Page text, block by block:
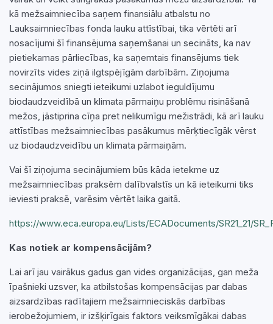
kā mežsaimniecība saņem finansiālu atbalstu no
Lauksaimniecības fonda lauku attīstībai, tika vērtēti arī
nosacījumi šī finansējuma saņemšanai un secināts, ka nav
pietiekamas pārliecības, ka saņemtais finansējums tiek
novirzīts vides ziņā ilgtspējīgām darbībām. Ziņojuma
secinājumos sniegti ieteikumi uzlabot ieguldījumu
biodaudzveidībā un klimata pārmaiņu problēmu risināšanā
mežos, jāstiprina cīņa pret nelikumīgu mežistrādi, kā arī lauku
attīstības mežsaimniecības pasākumus mērķtiecīgāk vērst
uz biodaudzveidību un klimata pārmaiņām.
Vai šī ziņojuma secinājumiem būs kāda ietekme uz
mežsaimniecības praksēm dalībvalstīs un kā ieteikumi tiks
ieviesti praksē, varēsim vērtēt laika gaitā.
https://www.eca.europa.eu/Lists/ECADocuments/SR21_21/
Kas notiek ar kompensācijām?
Lai arī jau vairākus gadus gan vides organizācijas, gan meža
īpašnieki uzsver, ka atbilstošas kompensācijas par dabas
aizsardzības radītajiem mežsaimnieciskās darbības
ierobežojumiem, ir izšķirīgais faktors veiksmīgākai dabas